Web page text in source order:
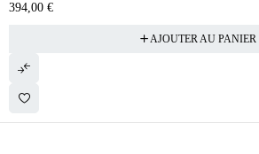
394,00 €
AJOUTER AU PANIER